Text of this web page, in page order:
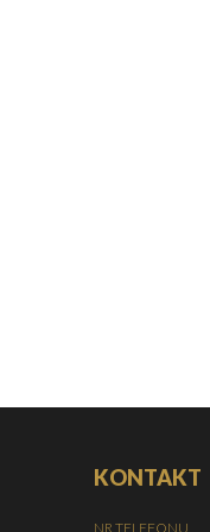
KONTAKT
NR TELEFONU